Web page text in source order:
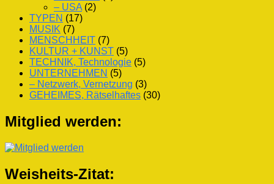
– USA (2)
TYPEN (17)
MUSIK (7)
MENSCHHEIT (7)
KULTUR + KUNST (5)
TECHNIK, Technologie (5)
UNTERNEHMEN (5)
– Netzwerk, Vernetzung (3)
GEHEIMES, Rätselhaftes (30)
Mitglied werden:
Weisheits-Zitat: